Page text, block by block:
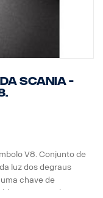
Scania -
V8. Conjunto de
luz dos degraus
chave de
original.